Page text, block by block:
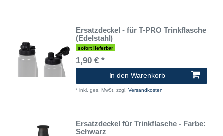
Ersatzdeckel - für T-PRO Trinkflasche
(Edelstahl)
sofort lieferbar
1,90 € *
In den Warenkorb
* inkl. ges. MwSt. zzgl. Versandkosten
Ersatzdeckel für Trinkflasche - Farbe:
Schwarz